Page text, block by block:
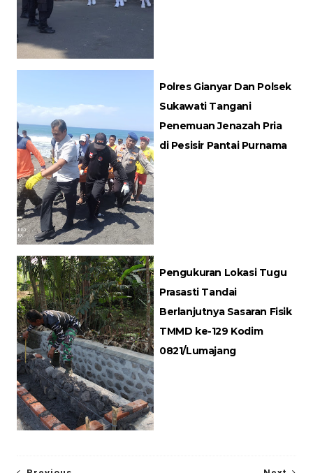
Polres Gianyar Dan Polsek
Sukawati Tangani
Penemuan Jenazah Pria
di Pesisir Pantai Purnama
Pengukuran Lokasi Tugu
Prasasti Tandai
Berlanjutnya Sasaran Fisik
TMMD ke-129 Kodim
0821/Lumajang